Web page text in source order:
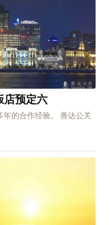
店预定六
的合作经验。 善达公关